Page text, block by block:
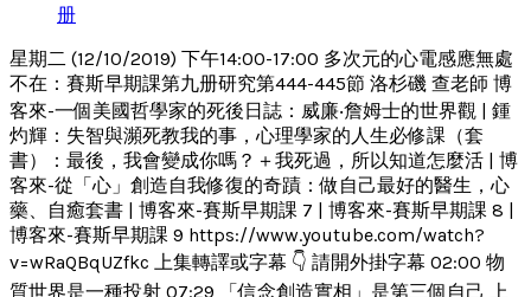
册
星期二 (12/10/2019) 下午14:00-17:00 多次元的心電感應無處
不在：賽斯早期課第九册研究第444-445節 洛杉磯 查老師 博
客來-一個美國哲學家的死後日誌：威廉‧詹姆士的世界觀 | 鍾
灼輝：失智與瀕死教我的事，心理學家的人生必修課（套
書）：最後，我會變成你嗎？＋我死過，所以知道怎麼活 | 博
客來-從「心」創造自我修復的奇蹟：做自己最好的醫生，心
藥、自癒套書 | 博客來-賽斯早期課 7 | 博客來-賽斯早期課 8 |
博客來-賽斯早期課 9 https://www.youtube.com/watch?
v=wRaQBqUZfkc 上集轉譯或字幕 👇 請開外掛字幕 02:00 物
質世界是一種投射 07:29 「信念創造實相」是第三個自己 上